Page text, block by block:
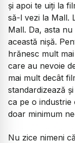
și apoi te uiți la
să-l vezi la Mall.
Mall. Da, asta
această nișă.
hrănesc mult
care au nevoie
mai mult decât
standardizează
ca pe o industrie
doar minimum
Nu zice nimeni